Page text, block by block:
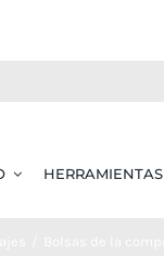
HERRAMIENTAS